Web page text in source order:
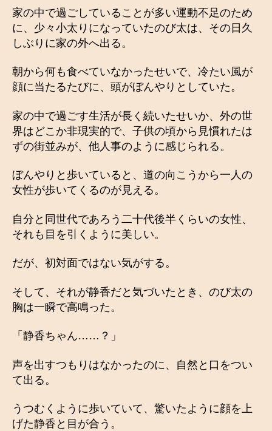
家の中で過ごしていることが多い運動不足のため
に、少々小太りになっていたのび太は、その日久
しぶりに家の外へ出る。
朝から何も食べていなかったせいで、冷たい風が
顔に当たるたびに、頭がぼんやりとしていた。
家の中で過ごす生活が長く続いたせいか、外の世
界はどこか非現実的で、子供の頃から見慣れたは
ずの街並みが、他人事のように感じられる。
ぼんやりと歩いていると、道の向こうから一人の
女性が歩いてくるのが見える。
自分と同世代であろう二十代後半くらいの女性、
それも目を引くように美しい。
だが、初対面ではない気がする。
そして、それが静香だと気づいたとき、のび太の
胸は一瞬で高鳴った。
「静香ちゃん……？」
声を出すつもりはなかったのに、自然と口をつい
て出る。
うつむくように歩いていて、驚いたように顔を上
げた静香と目が合う。